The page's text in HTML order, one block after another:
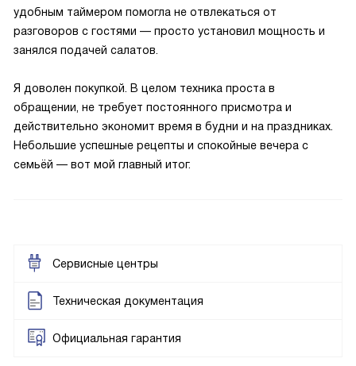
удобным таймером помогла не отвлекаться от
разговоров с гостями — просто установил мощность и
занялся подачей салатов.
Я доволен покупкой. В целом техника проста в
обращении, не требует постоянного присмотра и
действительно экономит время в будни и на праздниках.
Небольшие успешные рецепты и спокойные вечера с
семьёй — вот мой главный итог.
Сервисные центры
Техническая документация
Официальная гарантия